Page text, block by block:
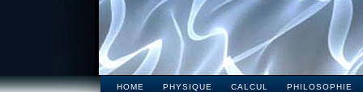
HOME PHYSIQUE CALCUL PHILOSOPHIE